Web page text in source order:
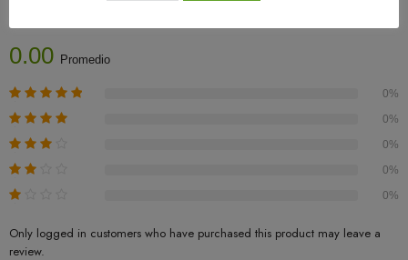
0.00 Promedio
0%
0%
0%
0%
0%
Only logged in customers who have purchased this product may leave a
review.